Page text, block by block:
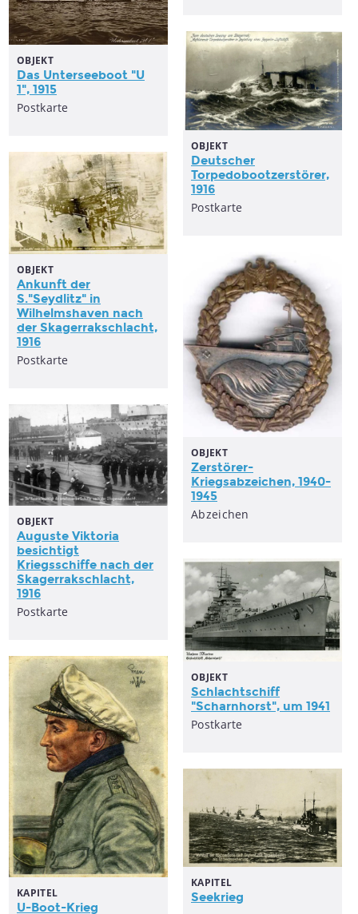
OBJEKT
Das Unterseeboot "U
1", 1915
Postkarte
OBJEKT
Deutscher
Torpedobootzerstörer,
1916
Postkarte
OBJEKT
Ankunft der
S."Seydlitz" in
Wilhelmshaven nach
der Skagerrakschlacht,
1916
Postkarte
OBJEKT
Zerstörer-
Kriegsabzeichen, 1940-
1945
Abzeichen
OBJEKT
Auguste Viktoria
besichtigt
Kriegsschiffe nach der
Skagerrakschlacht,
1916
Postkarte
OBJEKT
Schlachtschiff
"Scharnhorst", um 1941
Postkarte
KAPITEL
U-Boot-Krieg
KAPITEL
Seekrieg